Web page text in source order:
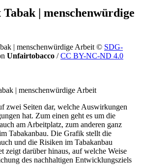
Tabak | menschenwürdige
| menschenwürdige Arbeit © SDG-
Unfairtobacco /CC BY-NC-ND 4.0
| menschenwürdige Arbeit
zwei Seiten dar, welche Auswirkungen
hat. Zum einen geht es um die
am Arbeitplatz, zum anderen ganz
Tabakanbau. Die Grafik stellt die
und die Risiken im Tabakanbau
zeigt darüber hinaus, auf welche Weise
des nachhaltigen Entwicklungsziels